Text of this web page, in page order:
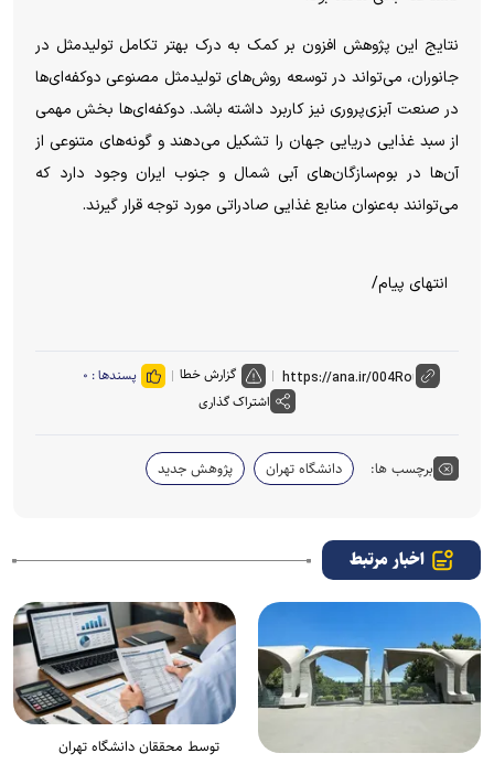
نتایج این پژوهش افزون بر کمک به درک بهتر تکامل تولیدمثل در
جانوران، می‌تواند در توسعه روش‌های تولیدمثل مصنوعی دوکفه‌ای‌ها
در صنعت آبزی‌پروری نیز کاربرد داشته باشد. دوکفه‌ای‌ها بخش مهمی
از سبد غذایی دریایی جهان را تشکیل می‌دهند و گونه‌های متنوعی از
آن‌ها در بوم‌سازگان‌های آبی شمال و جنوب ایران وجود دارد که
می‌توانند به‌عنوان منابع غذایی صادراتی مورد توجه قرار گیرند.
انتهای پیام/
گزارش خطا پسندها : ۰
اشتراک گذاری
برچسب ها: دانشگاه تهران پژوهش جدید
اخبار مرتبط
توسط محققان دانشگاه تهران